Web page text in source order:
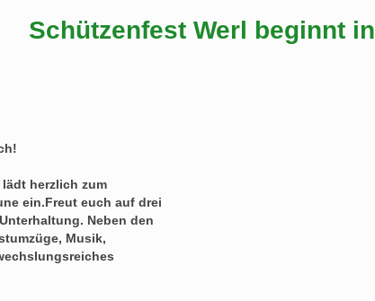
Schützenfest Werl beginnt in
herzlich zum
ein.Freut euch auf drei
Neben den
Musik,